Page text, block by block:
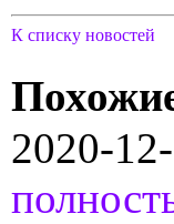
К списку новостей
2020-